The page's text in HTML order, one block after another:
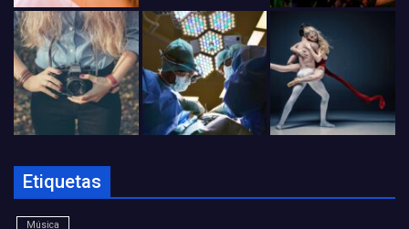
Etiquetas
Música